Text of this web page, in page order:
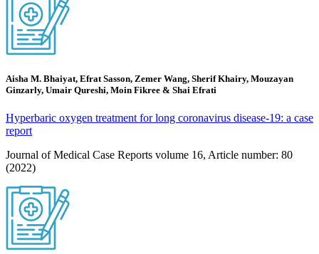
Aisha M. Bhaiyat, Efrat Sasson, Zemer Wang, Sherif Khairy, Mouzayan
Ginzarly, Umair Qureshi, Moin Fikree & Shai Efrati
Hyperbaric oxygen treatment for long coronavirus disease-19: a case
report
Journal of Medical Case Reports volume 16, Article number: 80
(2022)